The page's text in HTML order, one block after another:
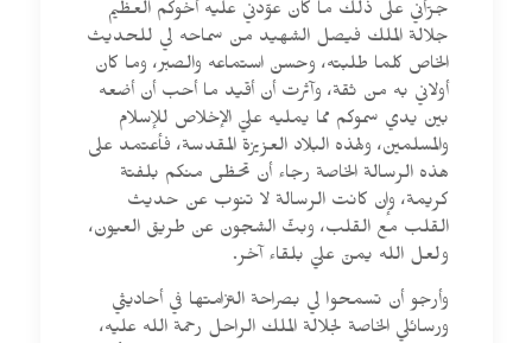
جرّأني على ذلك ما كان عوّدني عليه أخوكم العظيم
جلالة الملك فيصل الشهيد من سماحه لي للحديث
الخاص كلما طلبته، وحسن استماعه والصبر، وما كان
أولاني به من ثقة، وآثرت أن أقيد ما أحب أن أضعه
بين يدي سموكم مما يمليه عليّ الإخلاص للإسلام
والمسلمين، ولهذه البلاد العزيزة المقدسة، فأعتمد على
هذه الرسالة الخاصة رجاء أن تحظى منكم بلفتة
كريمة، وإن كانت الرسالة لا تنوب عن حديث
القلب مع القلب، وبثّ الشجون عن طريق العيون،
ولعل الله يمنّ عليّ بلقاء آخر.
وأرجو أن تسمحوا لي بصراحة التزامتها في أحاديثي
ورسائلي الخاصة لجلالة الملك الراحل رحمة الله عليه،